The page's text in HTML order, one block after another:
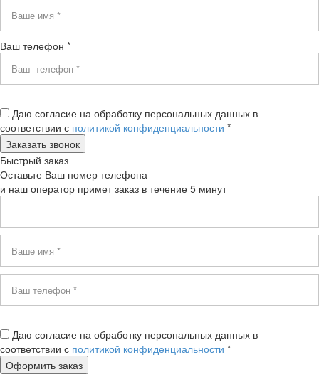
Ваш телефон *
Даю согласие на обработку персональных данных в
соответствии с политикой конфиденциальности *
Быстрый заказ
Оставьте Ваш номер телефона
и наш оператор примет заказ в течение 5 минут
Даю согласие на обработку персональных данных в
соответствии с политикой конфиденциальности *